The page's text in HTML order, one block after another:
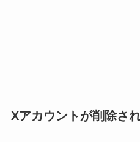
Xアカウントが削除さ